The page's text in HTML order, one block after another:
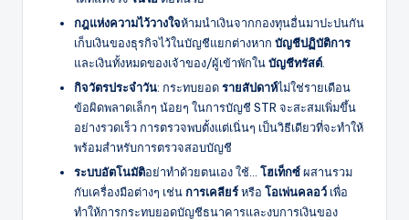
กฎแห่งความไว้วางใจห้ามนำเงินจากกองทุนอื่นมาปะปนกัน
เก็บเงินของธุรกิจไว้ในบัญชีแยกต่างหาก บัญชีปฏิบัติการ
และเงินทั้งหมดของเจ้าของ/ผู้เข้าพักในบัญชีทรัสต์
กิจวัตรประจำวัน: กระทบยอดรายสัปดาห์ไม่ใช่รายเดือน
ข้อผิดพลาดเล็กๆ น้อยๆ ในการบัญชี STR จะสะสมเพิ่มขึ้น
อย่างรวดเร็ว การตรวจพบตั้งแต่เนิ่นๆ เป็นวิธีเดียวที่จะทำให้
พร้อมสำหรับการตรวจสอบบัญชี
ระบบอัตโนมัติอย่าทำด้วยตนเอง ใช้... โฮเท็กซ์ผสานรวม
กับเครื่องมือต่างๆ เช่นการเคลียร์หรือ โอเพ่นคลอว์ เพื่อ
ทำให้การกระทบยอดบัญชีธนาคารและงบการเงินของ